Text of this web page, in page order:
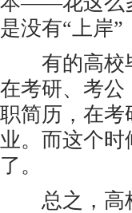
是没有“上岸”
有的高校毕
在考研、考公
职简历，在考
业。而这个
了。
总之，高校